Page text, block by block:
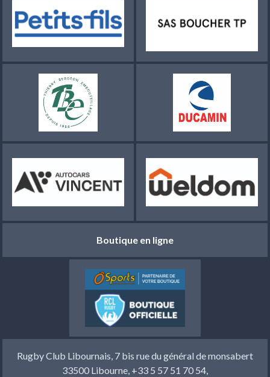
Boutique en ligne
Rugby Club Libournais, 7 bis rue du général de monsabert
33500 Libourne, +33 5 57 51 70 54,